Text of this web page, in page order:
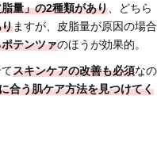
量」の2種類があり 、どちら
ますが、皮脂量が原因の場合
テンツァのほうが効果的。
スキンケアの改善も必須なの
合う肌ケア方法を見つけてく